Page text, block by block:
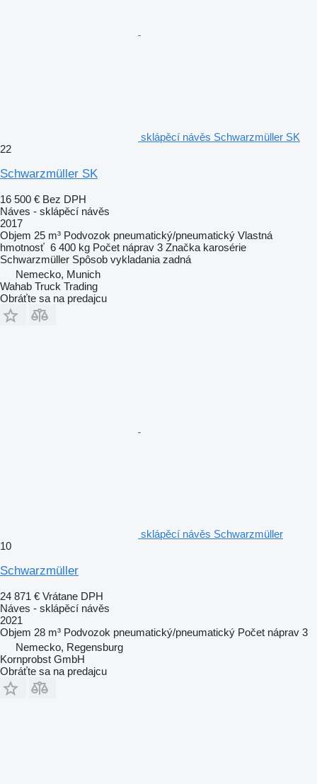
sklápěcí návěs Schwarzmüller SK
22
Schwarzmüller SK
16 500 € Bez DPH
Náves - sklápěcí návěs
2017
Objem 25 m³ Podvozok pneumatický/pneumatický Vlastná
hmotnosť 6 400 kg Počet náprav 3 Značka karosérie
Schwarzmüller Spôsob vykladania zadná
Nemecko, Munich
Wahab Truck Trading
Obráťte sa na predajcu
sklápěcí návěs Schwarzmüller
10
Schwarzmüller
24 871 € Vrátane DPH
Náves - sklápěcí návěs
2021
Objem 28 m³ Podvozok pneumatický/pneumatický Počet náprav 3
Nemecko, Regensburg
Kornprobst GmbH
Obráťte sa na predajcu